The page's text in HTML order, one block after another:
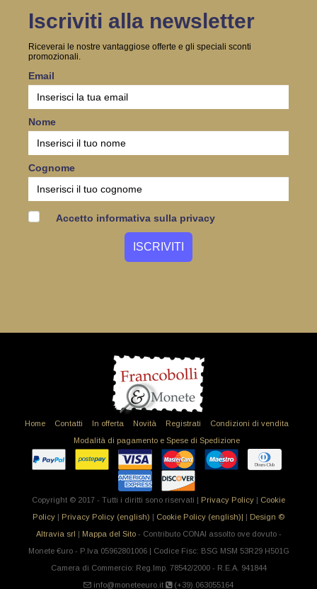
Iscriviti alla newsletter
Riceverai le nostre vantaggiose offerte e gli speciali sconti
promozionali.
Email
Nome
Cognome
Accetto informativa sulla privacy
Home Contatti In offerta Novità Registrati
Condizioni di vendita
Modalità di pagamento e Spese di Spedizione
Copyright © 2017 - Tutti i diritti sono riservati | Privacy Policy | Cookie
Policy | Privacy Policy (english) | Cookie Policy (english)| | Design ©
Altravia srl | Mappa del Sito- Contributo CONAI assolto ove dovuto -
Monete €uro - P.Iva 05962801006 | Codice Fisc: BSG MSM 53R29 H501G
Camera di Commercio: Reg.Imp. 78542/2000 - R.E.A. 941844
info@moneteeuro.it
(+39).063055164